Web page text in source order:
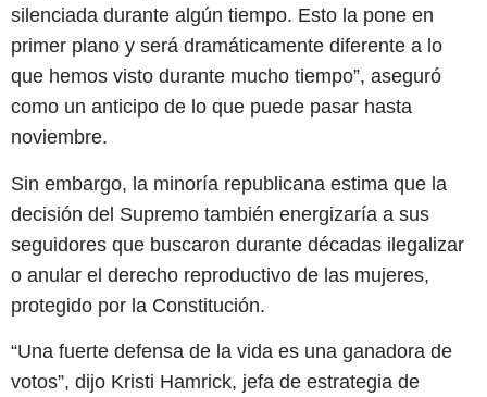
silenciada durante algún tiempo. Esto la pone en
primer plano y será dramáticamente diferente a lo
que hemos visto durante mucho tiempo”, aseguró
como un anticipo de lo que puede pasar hasta
noviembre.
Sin embargo, la minoría republicana estima que la
decisión del Supremo también energizaría a sus
seguidores que buscaron durante décadas ilegalizar
o anular el derecho reproductivo de las mujeres,
protegido por la Constitución.
“Una fuerte defensa de la vida es una ganadora de
votos”, dijo Kristi Hamrick, jefa de estrategia de